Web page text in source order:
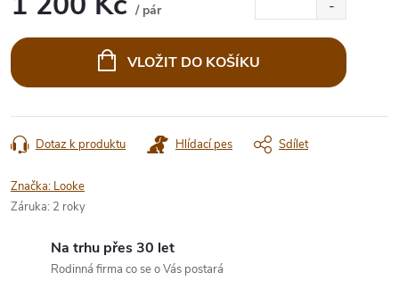
/ pár
cena:
VLOŽIT DO KOŠÍKU
Dotaz k produktu Hlídací pes Sdílet
Značka: Looke
Záruka: 2 roky
Na trhu přes 30 let
Rodinná firma co se o Vás postará